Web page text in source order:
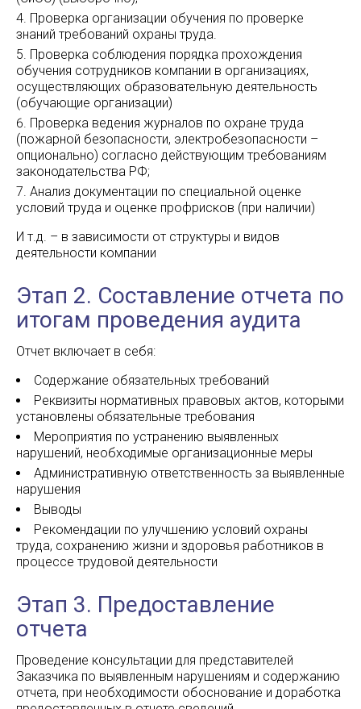
Проверка организации обучения по проверке
знаний требований охраны труда.
Проверка соблюдения порядка прохождения
обучения сотрудников компании в организациях,
осуществляющих образовательную деятельность
(обучающие организации)
Проверка ведения журналов по охране труда
(пожарной безопасности, электробезопасности –
опционально) согласно действующим требованиям
законодательства РФ;
Анализ документации по специальной оценке
условий труда и оценке профрисков (при наличии)
И т.д. – в зависимости от структуры и видов
деятельности компании
Этап 2. Составление отчета по
итогам проведения аудита
Отчет включает в себя:
Содержание обязательных требований
Реквизиты нормативных правовых актов, которыми
установлены обязательные требования
Мероприятия по устранению выявленных
нарушений, необходимые организационные меры
Административную ответственность за выявленные
нарушения
Выводы
Рекомендации по улучшению условий охраны
труда, сохранению жизни и здоровья работников в
процессе трудовой деятельности
Этап 3. Предоставление
отчета
Проведение консультации для представителей
Заказчика по выявленным нарушениям и содержанию
отчета, при необходимости обоснование и доработка